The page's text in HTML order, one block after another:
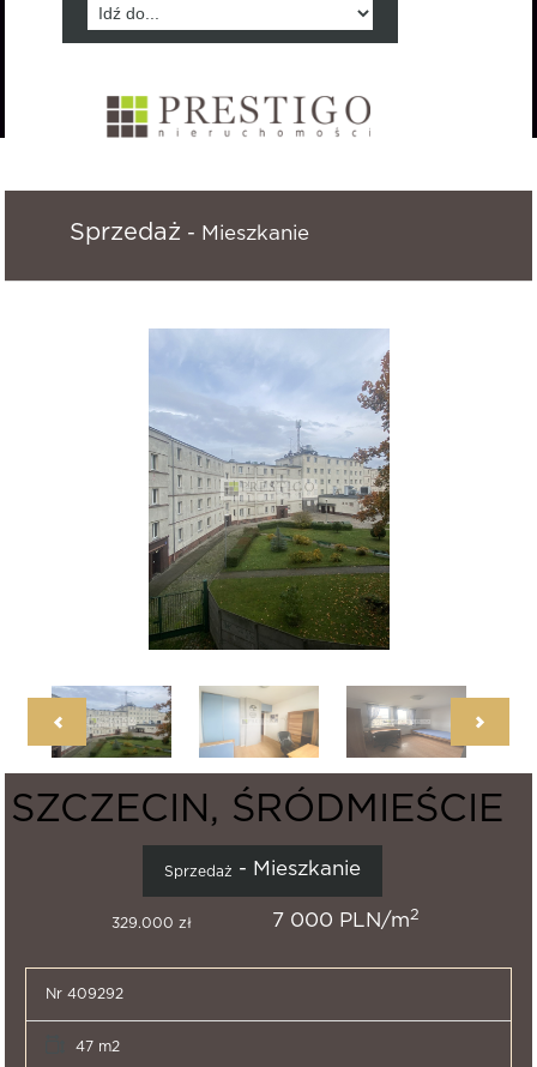
Sprzedaż - Mieszkanie
SZCZECIN, ŚRÓDMIEŚCIE
Sprzedaż - Mieszkanie
329.000 zł 7 000 PLN/m2
Nr 409292
47 m2